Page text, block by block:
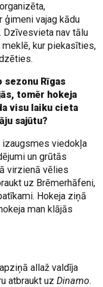
ģimeni vajag kādu
Dzīvesvieta nav tālu
kur piekasīties,
Rīgas
tomēr hokeja
visu laiku cieta
sajūtu?
viedokļa
un grūtās
virzienā vēlies
uz Brēmerhāfeni,
Hokeja ziņā
man klājās
allaž valdīja
atbraukt uzDinamo.